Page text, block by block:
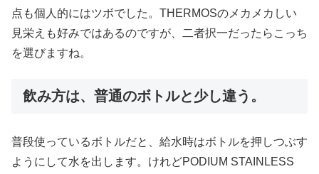
点も個人的にはツボでした。THERMOSのメカメカしい
見栄えも好みではあるのですが、二者択一だったらこっち
を選びますね。
飲み方は、普通のボトルと少し違う。
普段使っているボトルだと、給水時はボトルを押しつぶす
ようにして水を出します。けれどPODIUM STAINLESS